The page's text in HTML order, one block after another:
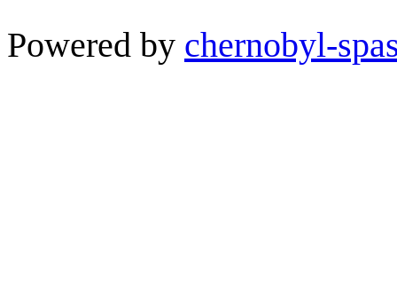
Powered by chernobyl-